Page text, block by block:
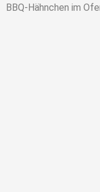
BBQ-Hähnchen im